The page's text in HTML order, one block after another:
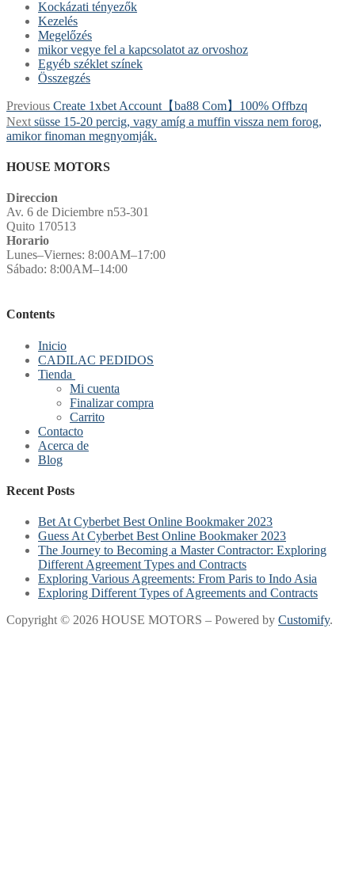
Kockázati tényezők
Kezelés
Megelőzés
mikor vegye fel a kapcsolatot az orvoshoz
Egyéb széklet színek
Összegzés
Post
navigation
Previous Previous
post:
Create 1xbet Account【ba88 Com】100% Offbzq
Next Next
post:
süsse 15-20 percig, vagy amíg a muffin vissza nem forog,
amikor finoman megnyomják.
HOUSE MOTORS
Direccion
Av. 6 de Diciembre n53-301
Quito 170513
Horario
Lunes–Viernes: 8:00AM–17:00
Sábado: 8:00AM–14:00
Contents
Inicio
CADILAC PEDIDOS
Tienda
Mi cuenta
Finalizar compra
Carrito
Contacto
Acerca de
Blog
Recent Posts
Bet At Cyberbet Best Online Bookmaker 2023
Guess At Cyberbet Best Online Bookmaker 2023
The Journey to Becoming a Master Contractor: Exploring
Different Agreement Types and Contracts
Exploring Various Agreements: From Paris to Indo Asia
Exploring Different Types of Agreements and Contracts
Copyright © 2026 HOUSE MOTORS – Powered by Customify.